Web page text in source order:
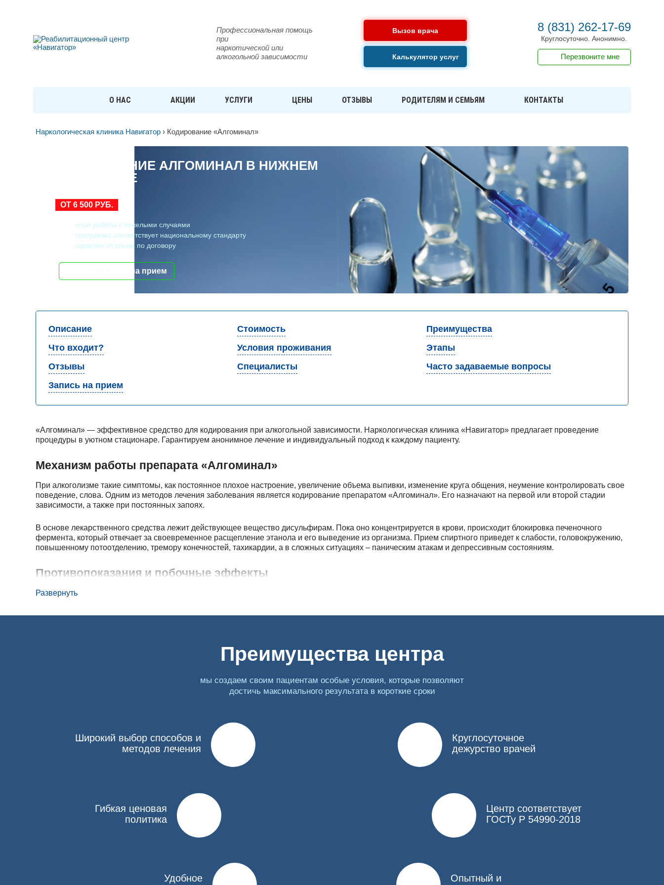
Профессиональная помощь
при
наркотической или
алкогольной зависимости
Вызов врача
Калькулятор услуг
8 (831) 262-17-69
Круглосуточно. Анонимно.
Перезвоните мне
О НАС АКЦИИ УСЛУГИ ЦЕНЫ ОТЗЫВЫ РОДИТЕЛЯМ И СЕМЬЯМ КОНТАКТЫ
Наркологическая клиника Навигатор › Кодирование «Алгоминал»
КОДИРОВАНИЕ АЛГОМИНАЛ В НИЖНЕМ
НОВГОРОДЕ
ОТ 6 500 РУБ.
опыт работы с тяжелыми случаями
программа соответствует национальному стандарту
гарантия от срыва по договору
записаться на прием
Описание Стоимость
Преимущества
Что входит?
Условия проживания
Этапы
Отзывы
Специалисты
Часто задаваемые вопросы
Запись на прием
«Алгоминал» — эффективное средство для кодирования при алкогольной зависимости. Наркологическая клиника «Навигатор» предлагает проведение
процедуры в уютном стационаре. Гарантируем анонимное лечение и индивидуальный подход к каждому пациенту.
Механизм работы препарата «Алгоминал»
При алкоголизме такие симптомы, как постоянное плохое настроение, увеличение объема выпивки, изменение круга общения, неумение контролировать свое
поведение, слова. Одним из методов лечения заболевания является кодирование препаратом «Алгоминал». Его назначают на первой или второй стадии
зависимости, а также при постоянных запоях.
В основе лекарственного средства лежит действующее вещество дисульфирам. Пока оно концентрируется в крови, происходит блокировка печеночного
фермента, который отвечает за своевременное расщепление этанола и его выведение из организма. Прием спиртного приведет к слабости, головокружению,
повышенному потоотделению, тремору конечностей, тахикардии, а в сложных ситуациях – паническим атакам и депрессивным состояниям.
Противопоказания и побочные эффекты
Disulfiram является сильнодействующим веществом, которое негативно влияет на организм. Его назначают при хроническом алкоголизме 2-3 стадии, в том
декомпенсированных заболеваниях печени, почек, сердца,
перенесенном инсульте, тяжелых поражениях головного мозга,
алкоголизма препаратом «Алгоминал» касаются аллергических реакций, а также срывов – это наиболее опасное состояние, так как на фоне спиртного
дисульфирам вызовет сильнейшую интоксикацию.
Этапы кодировки «Алгоминалом»
Подготовка и диагностика. Препарат не вводится, если пациент не выдержал режим трезвости в течение 7-10 дней, что является обязательным условием.
Как альтернативу нарколог предложит пройти детоксикацию: она поможет очистить организм от токсинов и стабилизировать состояние.
Кодирование. Лекарственное средство вводится внутривенным уколом на срок от 3 месяцев до 2 лет – окончательное время действия зависит от
Поддержка после процедуры. Действие препарата рассчитано на определенный срок, в течение которого с пациентом может работать врач. Он оказывает
психотерапевтическую поддержку и мотивирует пройти полный курс лечения. Для большего эффекта инъекцию можно комбинировать с другими
лекарствами или гипнотическим воздействием.
Развернуть
Преимущества центра
мы создаем своим пациентам особые условия, которые позволяют
достичь максимального результата в короткие сроки
Широкий выбор способов и
методов лечения
Круглосуточное
дежурство врачей
Гибкая ценовая
политика
Центр соответствует
ГОСТу Р 54990-2018
Удобное
Опытный и